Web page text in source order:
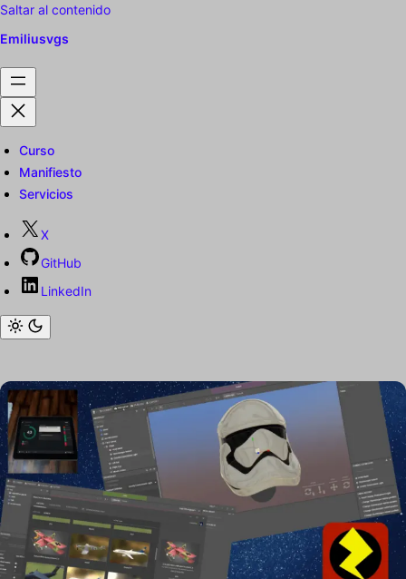
Saltar al contenido
Emiliusvgs
Curso
Manifiesto
Servicios
X
GitHub
LinkedIn